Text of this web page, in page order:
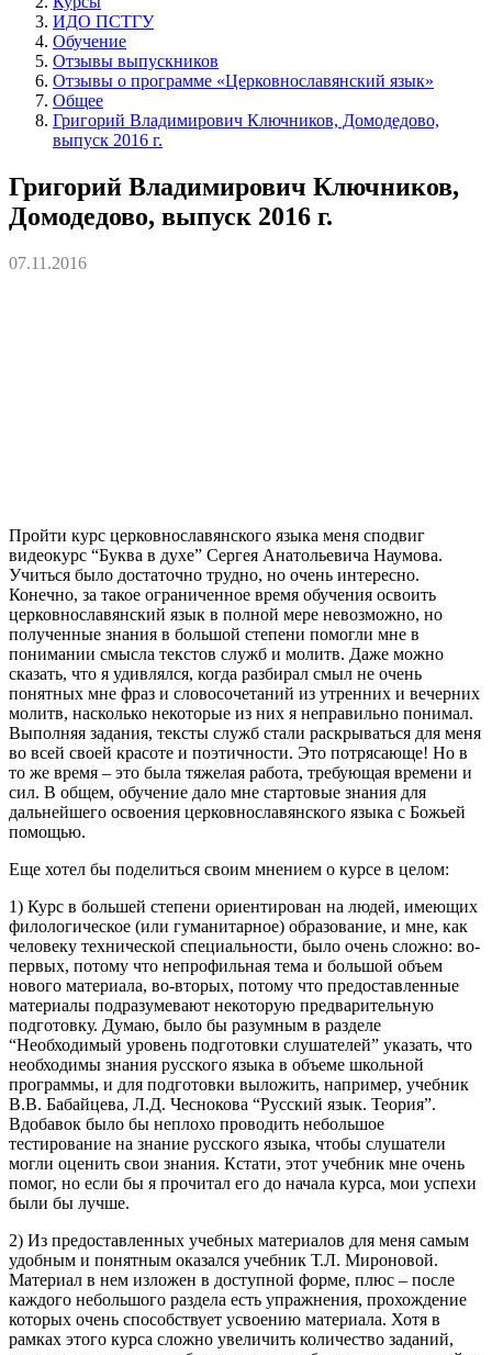
ИДО ПСТГУ
Обучение
Отзывы выпускников
Отзывы о программе «Церковнославянский язык»
Общее
Григорий Владимирович Ключников, Домодедово,
выпуск 2016 г.
Григорий Владимирович Ключников,
Домодедово, выпуск 2016 г.
07.11.2016
Пройти курс церковнославянского языка меня сподвиг
видеокурс “Буква в духе” Сергея Анатольевича Наумова.
Учиться было достаточно трудно, но очень интересно.
Конечно, за такое ограниченное время обучения освоить
церковнославянский язык в полной мере невозможно, но
полученные знания в большой степени помогли мне в
понимании смысла текстов служб и молитв. Даже можно
сказать, что я удивлялся, когда разбирал смыл не очень
понятных мне фраз и словосочетаний из утренних и вечерних
молитв, насколько некоторые из них я неправильно понимал.
Выполняя задания, тексты служб стали раскрываться для меня
во всей своей красоте и поэтичности. Это потрясающе! Но в
то же время – это была тяжелая работа, требующая времени и
сил. В общем, обучение дало мне стартовые знания для
дальнейшего освоения церковнославянского языка с Божьей
помощью.
Еще хотел бы поделиться своим мнением о курсе в целом:
1) Курс в большей степени ориентирован на людей, имеющих
филологическое (или гуманитарное) образование, и мне, как
человеку технической специальности, было очень сложно: во-
первых, потому что непрофильная тема и большой объем
нового материала, во-вторых, потому что предоставленные
материалы подразумевают некоторую предварительную
подготовку. Думаю, было бы разумным в разделе
“Необходимый уровень подготовки слушателей” указать, что
необходимы знания русского языка в объеме школьной
программы, и для подготовки выложить, например, учебник
В.В. Бабайцева, Л.Д. Чеснокова “Русский язык. Теория”.
Вдобавок было бы неплохо проводить небольшое
тестирование на знание русского языка, чтобы слушатели
могли оценить свои знания. Кстати, этот учебник мне очень
помог, но если бы я прочитал его до начала курса, мои успехи
были бы лучше.
2) Из предоставленных учебных материалов для меня самым
удобным и понятным оказался учебник Т.Л. Мироновой.
Материал в нем изложен в доступной форме, плюс – после
каждого небольшого раздела есть упражнения, прохождение
которых очень способствует усвоению материала. Хотя в
рамках этого курса сложно увеличить количество заданий,